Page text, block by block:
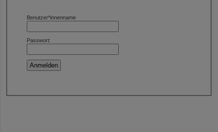
Benutzer*innenname
Passwort: